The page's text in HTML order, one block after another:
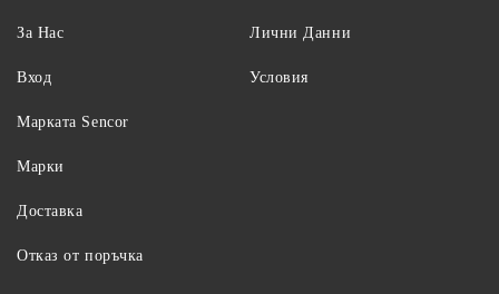
За Нас
Вход
Лични Данни
Условия
Maрката Sencor
Марки
Доставка
Отказ от поръчка